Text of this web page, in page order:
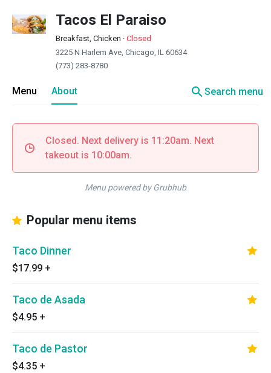
Tacos El Paraiso
Breakfast, Chicken · Closed
3225 N Harlem Ave, Chicago, IL 60634
(773) 283-8780
Menu About searchSearch menu
Closed. Next delivery is 11:20am. Next
takeout is 10:00am.
Menu powered by Grubhub
Popular menu items
Taco Dinner
$17.99 +
Taco de Asada
$4.95 +
Taco de Pastor
$4.35 +